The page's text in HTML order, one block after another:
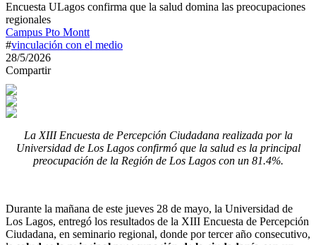
Encuesta ULagos confirma que la salud domina las preocupaciones
regionales
Campus Pto Montt
#vinculación con el medio
28/5/2026
Compartir
La XIII Encuesta de Percepción Ciudadana realizada por la
Universidad de Los Lagos confirmó que la salud es la principal
preocupación de la Región de Los Lagos con un 81.4%.
Durante la mañana de este jueves 28 de mayo, la Universidad de
Los Lagos, entregó los resultados de la XIII Encuesta de Percepción
Ciudadana, en seminario regional, donde por tercer año consecutivo,